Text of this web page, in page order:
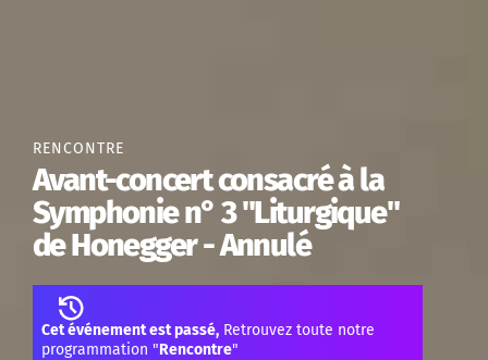
RENCONTRE
Avant-concert consacré à la
Symphonie n° 3 "Liturgique"
de Honegger - Annulé
Cet événement est passé, Retrouvez toute notre
programmation "Rencontre"